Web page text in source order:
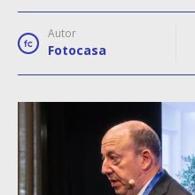
Autor
Fotocasa